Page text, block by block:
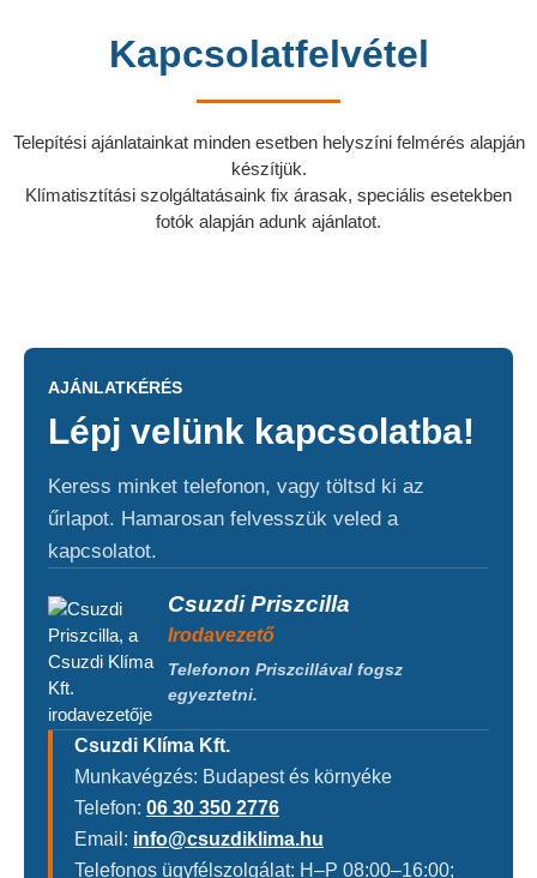
Kapcsolatfelvétel
Telepítési ajánlatainkat minden esetben helyszíni felmérés alapján
készítjük.
Klímatisztítási szolgáltatásaink fix árasak, speciális esetekben
fotók alapján adunk ajánlatot.
AJÁNLATKÉRÉS
Lépj velünk kapcsolatba!
Keress minket telefonon, vagy töltsd ki az
űrlapot. Hamarosan felvesszük veled a
kapcsolatot.
Csuzdi Priszcilla
Irodavezető
Telefonon Priszcillával fogsz
egyeztetni.
Csuzdi Klíma Kft.
Munkavégzés: Budapest és környéke
Telefon: 06 30 350 2776
Email: info@csuzdiklima.hu
Telefonos ügyfélszolgálat: H–P 08:00–16:00;